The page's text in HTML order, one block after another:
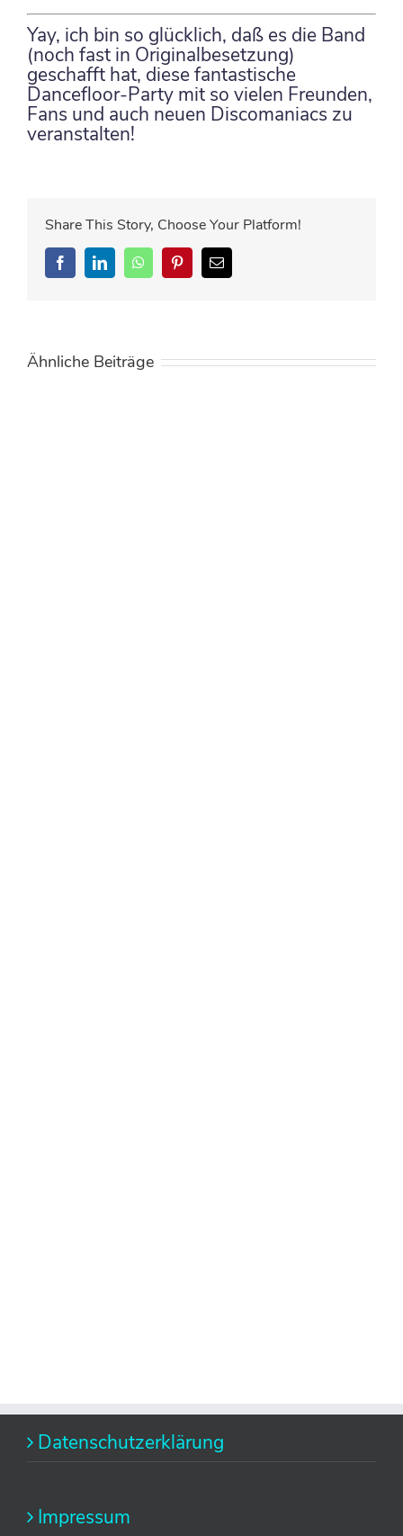
Yay, ich bin so glücklich, daß es die Band
(noch fast in Originalbesetzung)
geschafft hat, diese fantastische
Dancefloor-Party mit so vielen Freunden,
Fans und auch neuen Discomaniacs zu
veranstalten!
Share This Story, Choose Your Platform!
FacebookLinkedInWhatsAppPinterestE-
Mail
Ähnliche Beiträge
Datenschutzerklärung
Impressum